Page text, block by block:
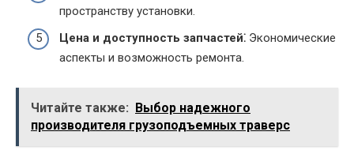
пространству установки.
Цена и доступность запчастей⁚ Экономические
аспекты и возможность ремонта.
Читайте также: Выбор надежного
производителя грузоподъемных траверс